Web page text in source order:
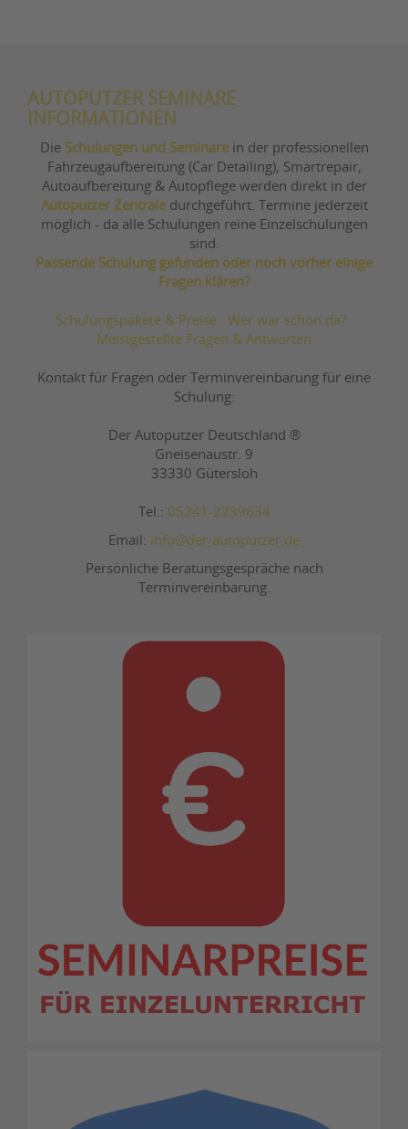
AUTOPUTZER SEMINARE
INFORMATIONEN
Die Schulungen und Seminarein der professionellen
Fahrzeugaufbereitung (Car Detailing), Smartrepair,
Autoaufbereitung & Autopflege werden direkt in der
Autoputzer Zentraledurchgeführt. Termine jederzeit
möglich - da alle Schulungen reine Einzelschulungen
sind.
Passende Schulung gefunden oder noch vorher einige
Fragen klären?
Schulungspakete & Preise
Wer war schon da?
Meistgestellte Fragen & Antworten
Kontakt für Fragen oder Terminvereinbarung für eine
Schulung:
Der Autoputzer Deutschland ®
Gneisenaustr. 9
33330 Gütersloh
Tel.: 05241-2239634
Email: info@der-autoputzer.de
Persönliche Beratungsgespräche nach
Terminvereinbarung.